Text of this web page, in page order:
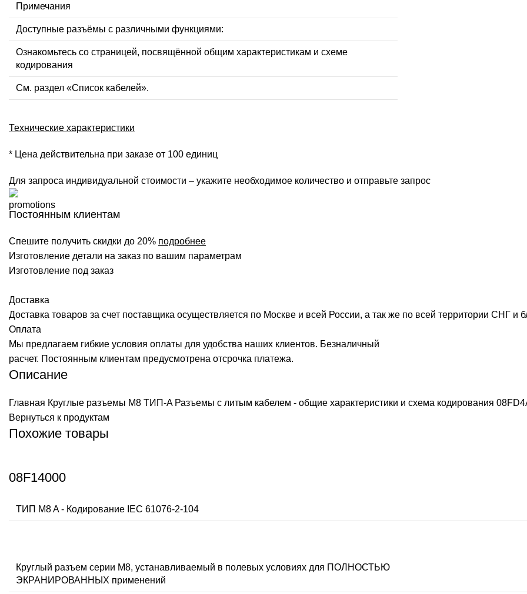
Примечания
Доступные разъёмы с различными функциями:
Ознакомьтесь со страницей, посвящённой общим характеристикам и схеме
кодирования
См. раздел «Список кабелей».
Технические характеристики
* Цена действительна при заказе от 100 единиц
Для запроса индивидуальной стоимости – укажите необходимое количество и отправьте запрос
Постоянным клиентам
Спешите получить скидки до 20% подробнее
Изготовление детали на заказ по вашим параметрам
Изготовление под заказ
Доставка
Доставка товаров за счет поставщика осуществляется по Москве и всей России, а так же по всей территории СНГ и
Оплата
Мы предлагаем гибкие условия оплаты для удобства наших клиентов. Безналичный
расчет. Постоянным клиентам предусмотрена отсрочка платежа.
Описание
Главная Круглые разъемы M8 ТИП-A Разъемы с литым кабелем - общие характеристики и схема кодирования
Вернуться к продуктам
Похожие товары
08F14000
ТИП M8 A - Кодирование IEC 61076-2-104
Круглый разъем серии M8, устанавливаемый в полевых условиях для ПОЛНОСТЬЮ
ЭКРАНИРОВАННЫХ применений